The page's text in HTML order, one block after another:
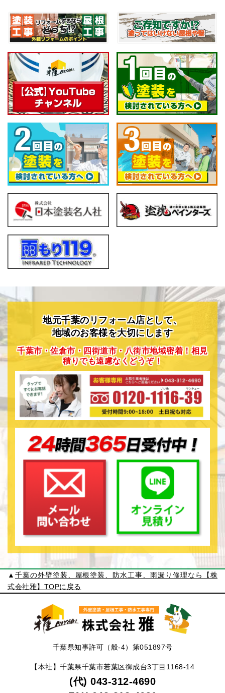
地元千葉のリフォーム店として、
地域のお客様を大切にします
千葉市・佐倉市・四街道市・八街市地域密着！相見
積りでも遠慮なくどうぞ！
▲ 千葉の外壁塗装、屋根塗装、防水工事、雨漏り修理なら【株
式会社雅】TOPに戻る
千葉県知事許可（般-4）第051897号
【本社】千葉県千葉市若葉区御成台3丁目1168-14
(代) 043-312-4690